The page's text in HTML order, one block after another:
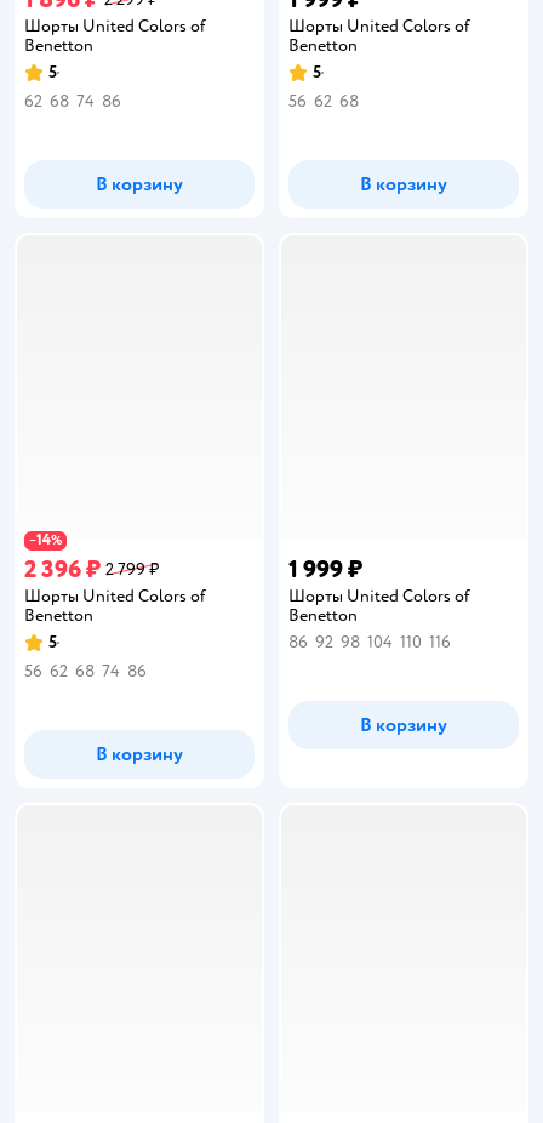
Шорты United Colors of
Benetton
Рейтинг:
5
62 68 74 86
В корзину
Шорты United Colors of
Benetton
Рейтинг:
5
56 62 68
В корзину
−14%
2 396 ₽ 2 799 ₽
Шорты United Colors of
Benetton
Рейтинг:
5
56 62 68 74 86
В корзину
1 999 ₽
Шорты United Colors of
Benetton
86 92 98 104 110 116
В корзину